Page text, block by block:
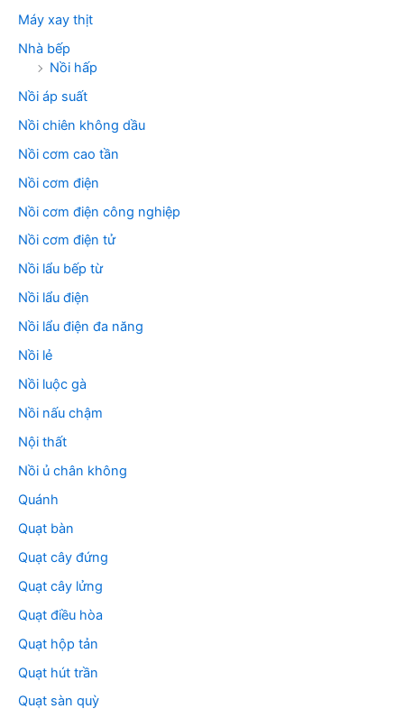
Máy xay thịt
Nhà bếp
Nồi hấp
Nồi áp suất
Nồi chiên không dầu
Nồi cơm cao tần
Nồi cơm điện
Nồi cơm điện công nghiệp
Nồi cơm điện tử
Nồi lẩu bếp từ
Nồi lẩu điện
Nồi lẩu điện đa năng
Nồi lẻ
Nồi luộc gà
Nồi nấu chậm
Nội thất
Nồi ủ chân không
Quánh
Quạt bàn
Quạt cây đứng
Quạt cây lửng
Quạt điều hòa
Quạt hộp tản
Quạt hút trần
Quạt sàn quỳ